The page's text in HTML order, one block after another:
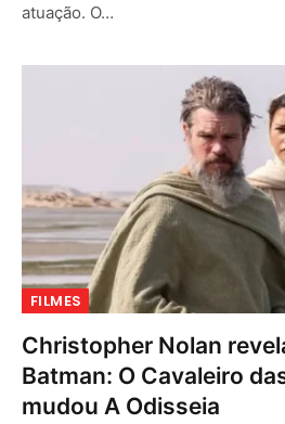
atuação. O…
FILMES
Christopher Nolan
Batman: O Cavaleiro
mudou A Odisseia